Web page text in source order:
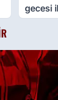
gecesi
gözaltı
Ömer
anlattı